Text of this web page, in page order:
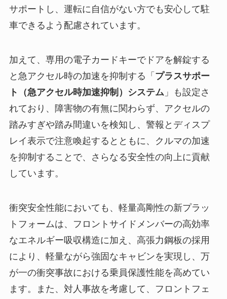
サポートし、運転に自信がない方でも安心して駐
車できるよう配慮されています。
加えて、専用の電子カードキーでドアを解錠する
と急アクセル時の加速を抑制する「 プラスサポー
ト（急アクセル時加速抑制）システム 」も設定さ
れており、障害物の有無に関わらず、アクセルの
踏みすぎや踏み間違いを検知し、警報とディスプ
レイ表示で注意喚起するとともに、クルマの加速
を抑制することで、さらなる安全性の向上に貢献
しています。
衝突安全性能においても、軽量高剛性の新プラッ
トフォームは、フロントサイドメンバーの高効率
なエネルギー吸収構造に加え、高張力鋼板の採用
により、軽量ながら強固なキャビンを実現し、万
が一の衝突事故における乗員保護性能を高めてい
ます。また、対人事故を考慮して、フロントフェ